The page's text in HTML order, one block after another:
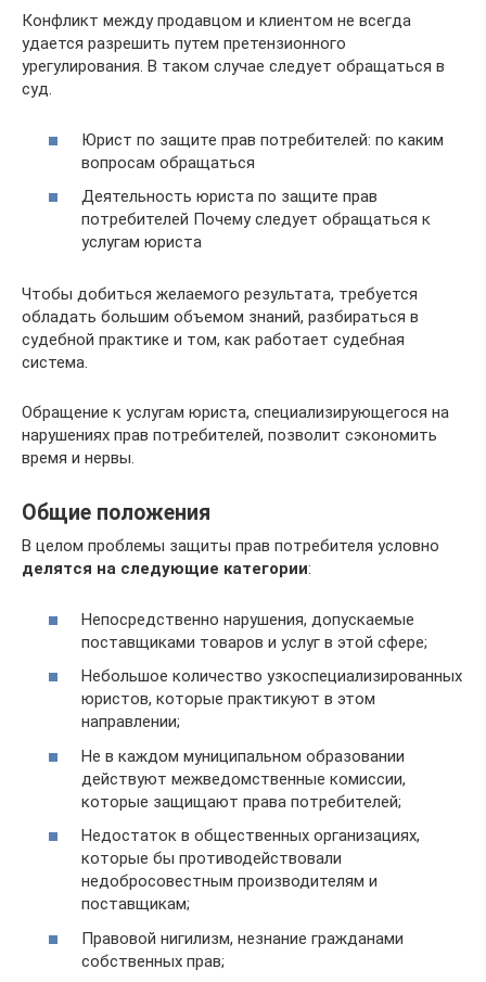
Конфликт между продавцом и клиентом не всегда
удается разрешить путем претензионного
урегулирования. В таком случае следует обращаться в
суд.
Юрист по защите прав потребителей: по каким
вопросам обращаться
Деятельность юриста по защите прав
потребителей Почему следует обращаться к
услугам юриста
Чтобы добиться желаемого результата, требуется
обладать большим объемом знаний, разбираться в
судебной практике и том, как работает судебная
система.
Обращение к услугам юриста, специализирующегося на
нарушениях прав потребителей, позволит сэкономить
время и нервы.
Общие положения
В целом проблемы защиты прав потребителя условно
делятся на следующие категории:
Непосредственно нарушения, допускаемые
поставщиками товаров и услуг в этой сфере;
Небольшое количество узкоспециализированных
юристов, которые практикуют в этом
направлении;
Не в каждом муниципальном образовании
действуют межведомственные комиссии,
которые защищают права потребителей;
Недостаток в общественных организациях,
которые бы противодействовали
недобросовестным производителям и
поставщикам;
Правовой нигилизм, незнание гражданами
собственных прав;